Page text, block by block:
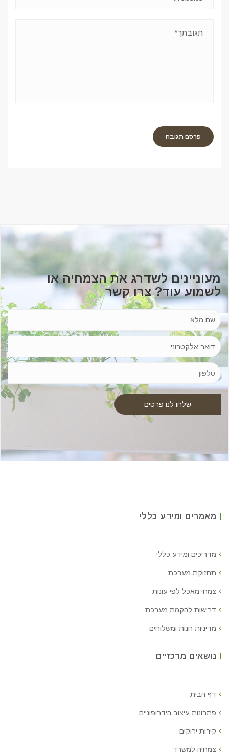
מעוניינים לשדרג את הצמחיה או
לשמוע עוד? צרו קשר
מאמרים ומידע כללי
מדריכים ומידע כללי
תחזוקת מערכת
צמחי מאכל לפי עונות
דרישות להקמת מערכת
מדיניות חנות ומשלוחים
נושאים מרכזיים
דף הבית
פתרונות עיצוב הידרופוניים
קירות ירוקים
צמחיה למשרד